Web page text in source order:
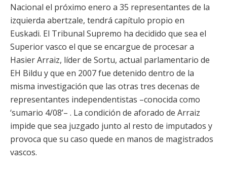
Nacional el próximo enero a 35 representantes de la
izquierda abertzale, tendrá capítulo propio en
Euskadi. El Tribunal Supremo ha decidido que sea el
Superior vasco el que se encargue de procesar a
Hasier Arraiz, líder de Sortu, actual parlamentario de
EH Bildu y que en 2007 fue detenido dentro de la
misma investigación que las otras tres decenas de
representantes independentistas –conocida como
‘sumario 4/08’– . La condición de aforado de Arraiz
impide que sea juzgado junto al resto de imputados y
provoca que su caso quede en manos de magistrados
vascos.